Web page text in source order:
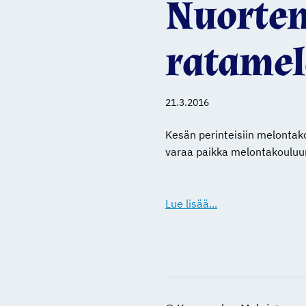
21.3.2016
Kesän perinteisiin
varaa paikka
Lue lisää...